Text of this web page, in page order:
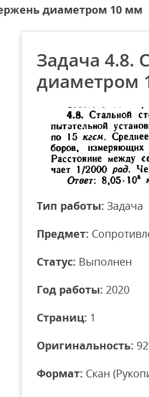
диаметром 10 мм
Задача 4.8.
диаметром
Тип работы: Задача
Предмет:
Статус: Выполнен
Год работы: 2020
Страниц: 1
Оригинальность:
Формат: Скан